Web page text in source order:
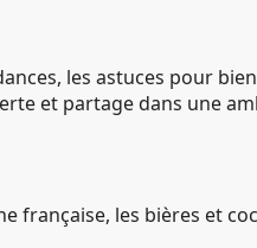
les astuces pour
et partage dans une
française, les bières et